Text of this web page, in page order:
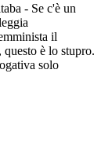
- Se c'è un
il
è lo stupro.
solo